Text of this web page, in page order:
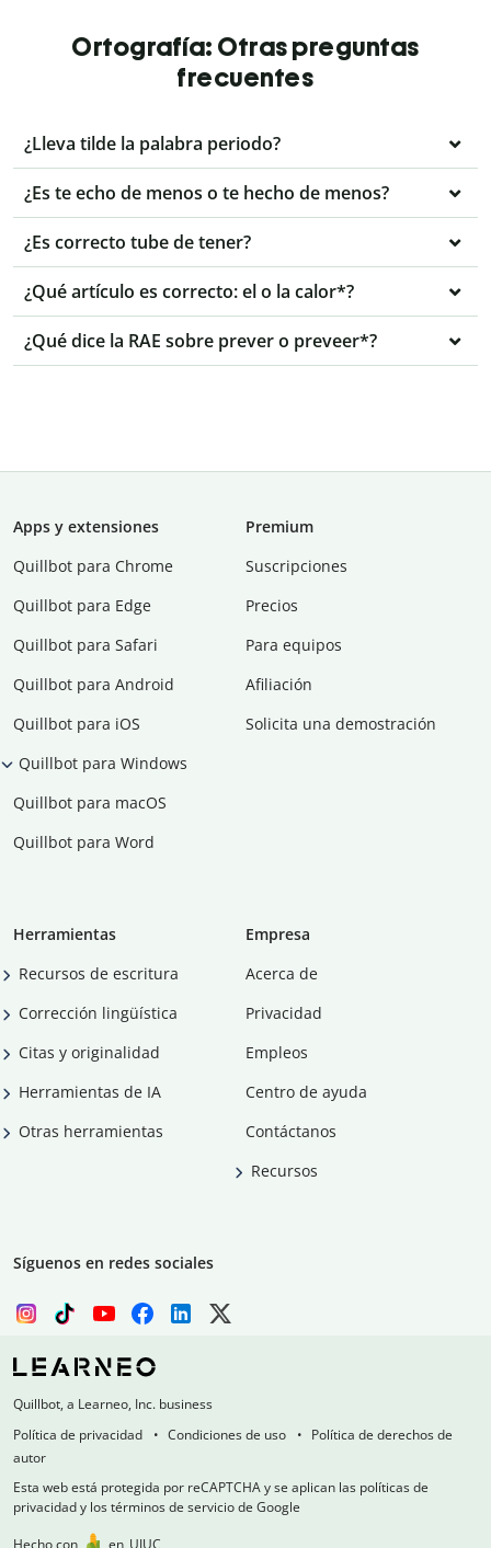
Ortografía: Otras preguntas
frecuentes
¿Lleva tilde la palabra periodo?
¿Es te echo de menos o te hecho de menos?
¿Es correcto tube de tener?
¿Qué artículo es correcto: el o la calor*?
¿Qué dice la RAE sobre prever o preveer*?
Apps y extensiones
Quillbot para Chrome
Quillbot para Edge
Quillbot para Safari
Quillbot para Android
Quillbot para iOS
Quillbot para Windows
Quillbot para macOS
Quillbot para Word
Premium
Suscripciones
Precios
Para equipos
Afiliación
Solicita una demostración
Herramientas
Recursos de escritura
Corrección lingüística
Citas y originalidad
Herramientas de IA
Otras herramientas
Empresa
Acerca de
Privacidad
Empleos
Centro de ayuda
Contáctanos
Recursos
Síguenos en redes sociales
Quillbot, a Learneo, Inc. business
Política de privacidad
Condiciones de uso
Política de derechos de
autor
Esta web está protegida por reCAPTCHA y se aplican las políticas de
privacidad y los términos de servicio de Google